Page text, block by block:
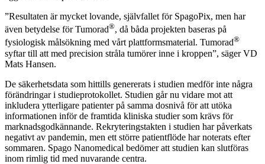
”Resultaten är mycket lovande, självfallet för SpagoPix, men har
även betydelse för Tumorad®, då båda projekten baseras på
fysiologisk målsökning med vårt plattformsmaterial. Tumorad®
syftar till att med precision stråla tumörer inne i kroppen”, säger VD
Mats Hansen.
De säkerhetsdata som hittills genererats i studien medför inte några
förändringar i studieprotokollet. Studien går nu vidare mot att
inkludera ytterligare patienter på samma dosnivå för att utöka
informationen inför de framtida kliniska studier som krävs för
marknadsgodkännande. Rekryteringstakten i studien har påverkats
negativt av pandemin, men ett större patientflöde har noterats efter
sommaren. Spago Nanomedical bedömer att studien kan slutföras
inom rimlig tid med nuvarande centra.